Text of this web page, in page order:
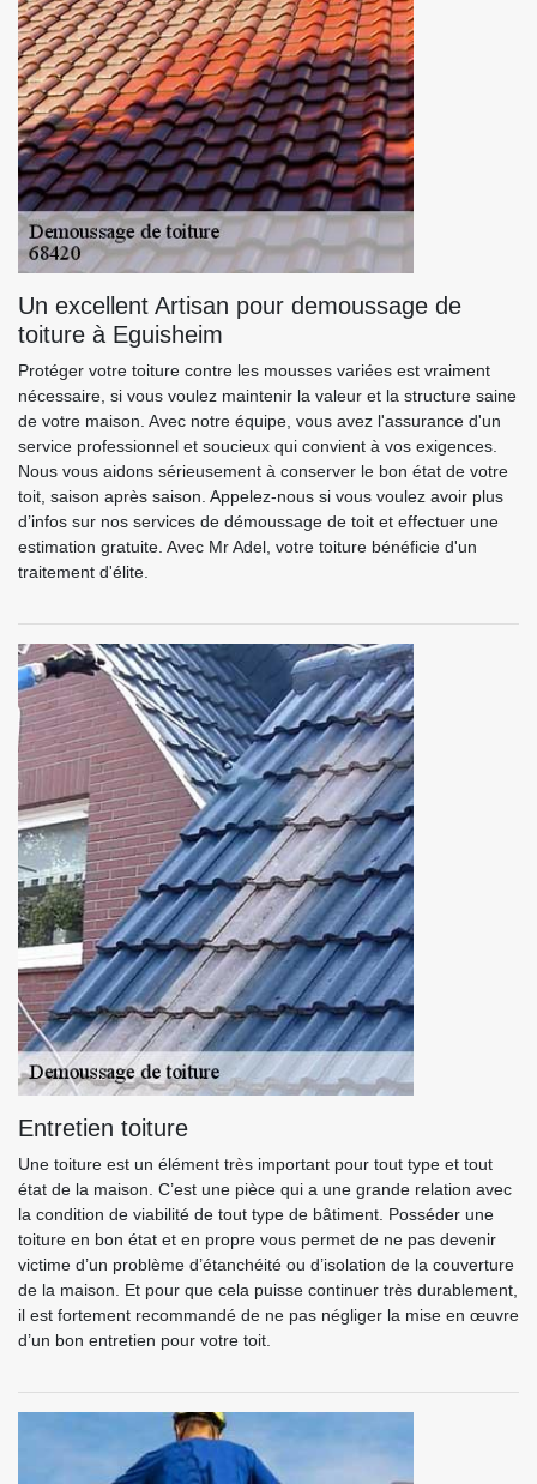
Un excellent Artisan pour demoussage de
toiture à Eguisheim
Protéger votre toiture contre les mousses variées est vraiment
nécessaire, si vous voulez maintenir la valeur et la structure saine
de votre maison. Avec notre équipe, vous avez l'assurance d'un
service professionnel et soucieux qui convient à vos exigences.
Nous vous aidons sérieusement à conserver le bon état de votre
toit, saison après saison. Appelez-nous si vous voulez avoir plus
d’infos sur nos services de démoussage de toit et effectuer une
estimation gratuite. Avec Mr Adel, votre toiture bénéficie d'un
traitement d'élite.
Entretien toiture
Une toiture est un élément très important pour tout type et tout
état de la maison. C’est une pièce qui a une grande relation avec
la condition de viabilité de tout type de bâtiment. Posséder une
toiture en bon état et en propre vous permet de ne pas devenir
victime d’un problème d’étanchéité ou d’isolation de la couverture
de la maison. Et pour que cela puisse continuer très durablement,
il est fortement recommandé de ne pas négliger la mise en œuvre
d’un bon entretien pour votre toit.